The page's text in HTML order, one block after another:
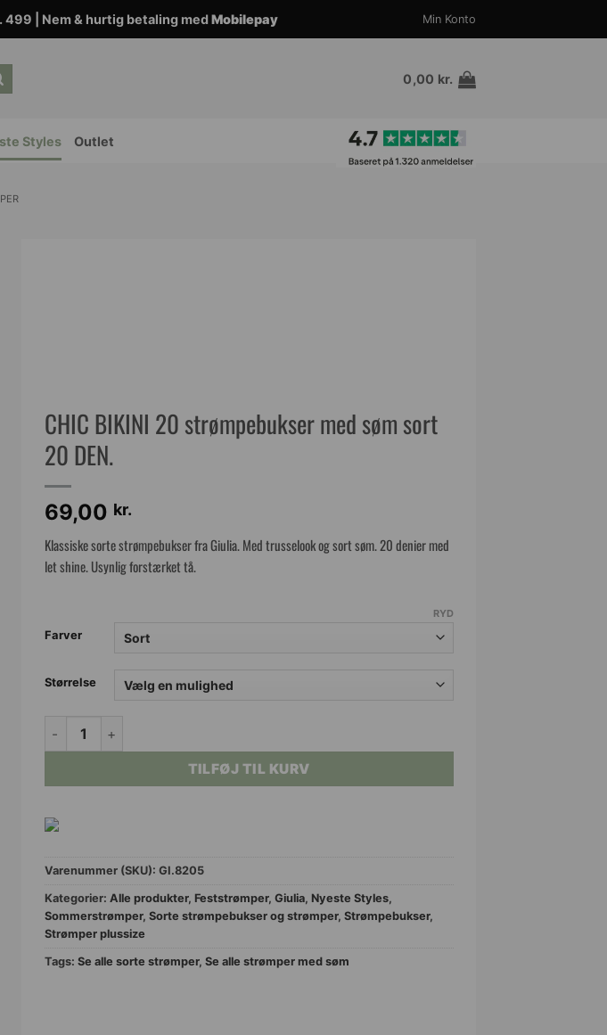
499 | Nem & hurtig betaling medMobilepay Min Konto
0,00 kr.
Styles Outlet
CHIC BIKINI 20 strømpebukser med søm sort
20 DEN.
69,00 kr.
Klassiske sorte strømpebukser fra Giulia. Med trusselook og sort søm. 20 denier med
let shine. Usynlig forstærket tå.
Farver
Størrelse
RYD
CHIC BIKINI 20 strømpebukser med søm sort 20 DEN. antal
TILFØJ TIL KURV
Varenummer (SKU): GI.8205
Kategorier: Alle produkter, Feststrømper, Giulia, Nyeste Styles,
Sommerstrømper, Sorte strømpebukser og strømper, Strømpebukser,
Strømper plussize
Tags: Se alle sorte strømper, Se alle strømper med søm